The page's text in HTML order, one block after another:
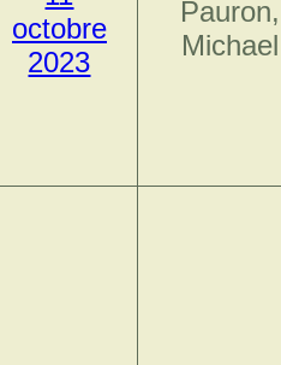
octobre
2023
Pauron,
Michael